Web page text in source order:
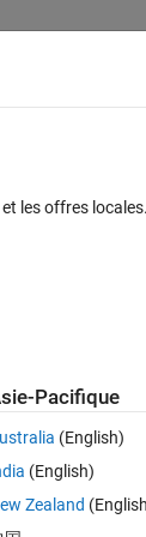
Connectez-
le 21 Nov
les offres
Pacifique
(English)
(English)
Zealand